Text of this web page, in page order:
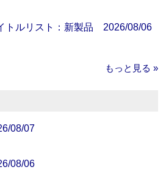
トルリスト：新製品 2026/08/06
もっと見る »
08/07
08/06